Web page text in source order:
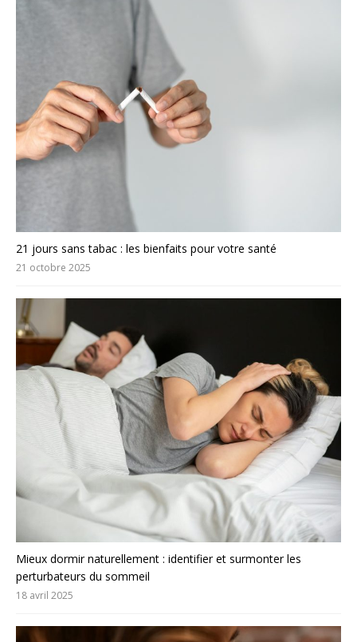
21 jours sans tabac : les bienfaits pour votre santé
21 octobre 2025
Mieux dormir naturellement : identifier et surmonter les
perturbateurs du sommeil
18 avril 2025